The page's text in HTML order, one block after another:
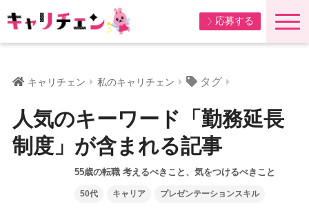
応募する
キャリチェン 私のキャリチェン タグ
人気のキーワード「勤務延長
制度」が含まれる記事
55歳の転職 考えるべきこと、気をつけるべきこと
50代 キャリア プレゼンテーションスキル